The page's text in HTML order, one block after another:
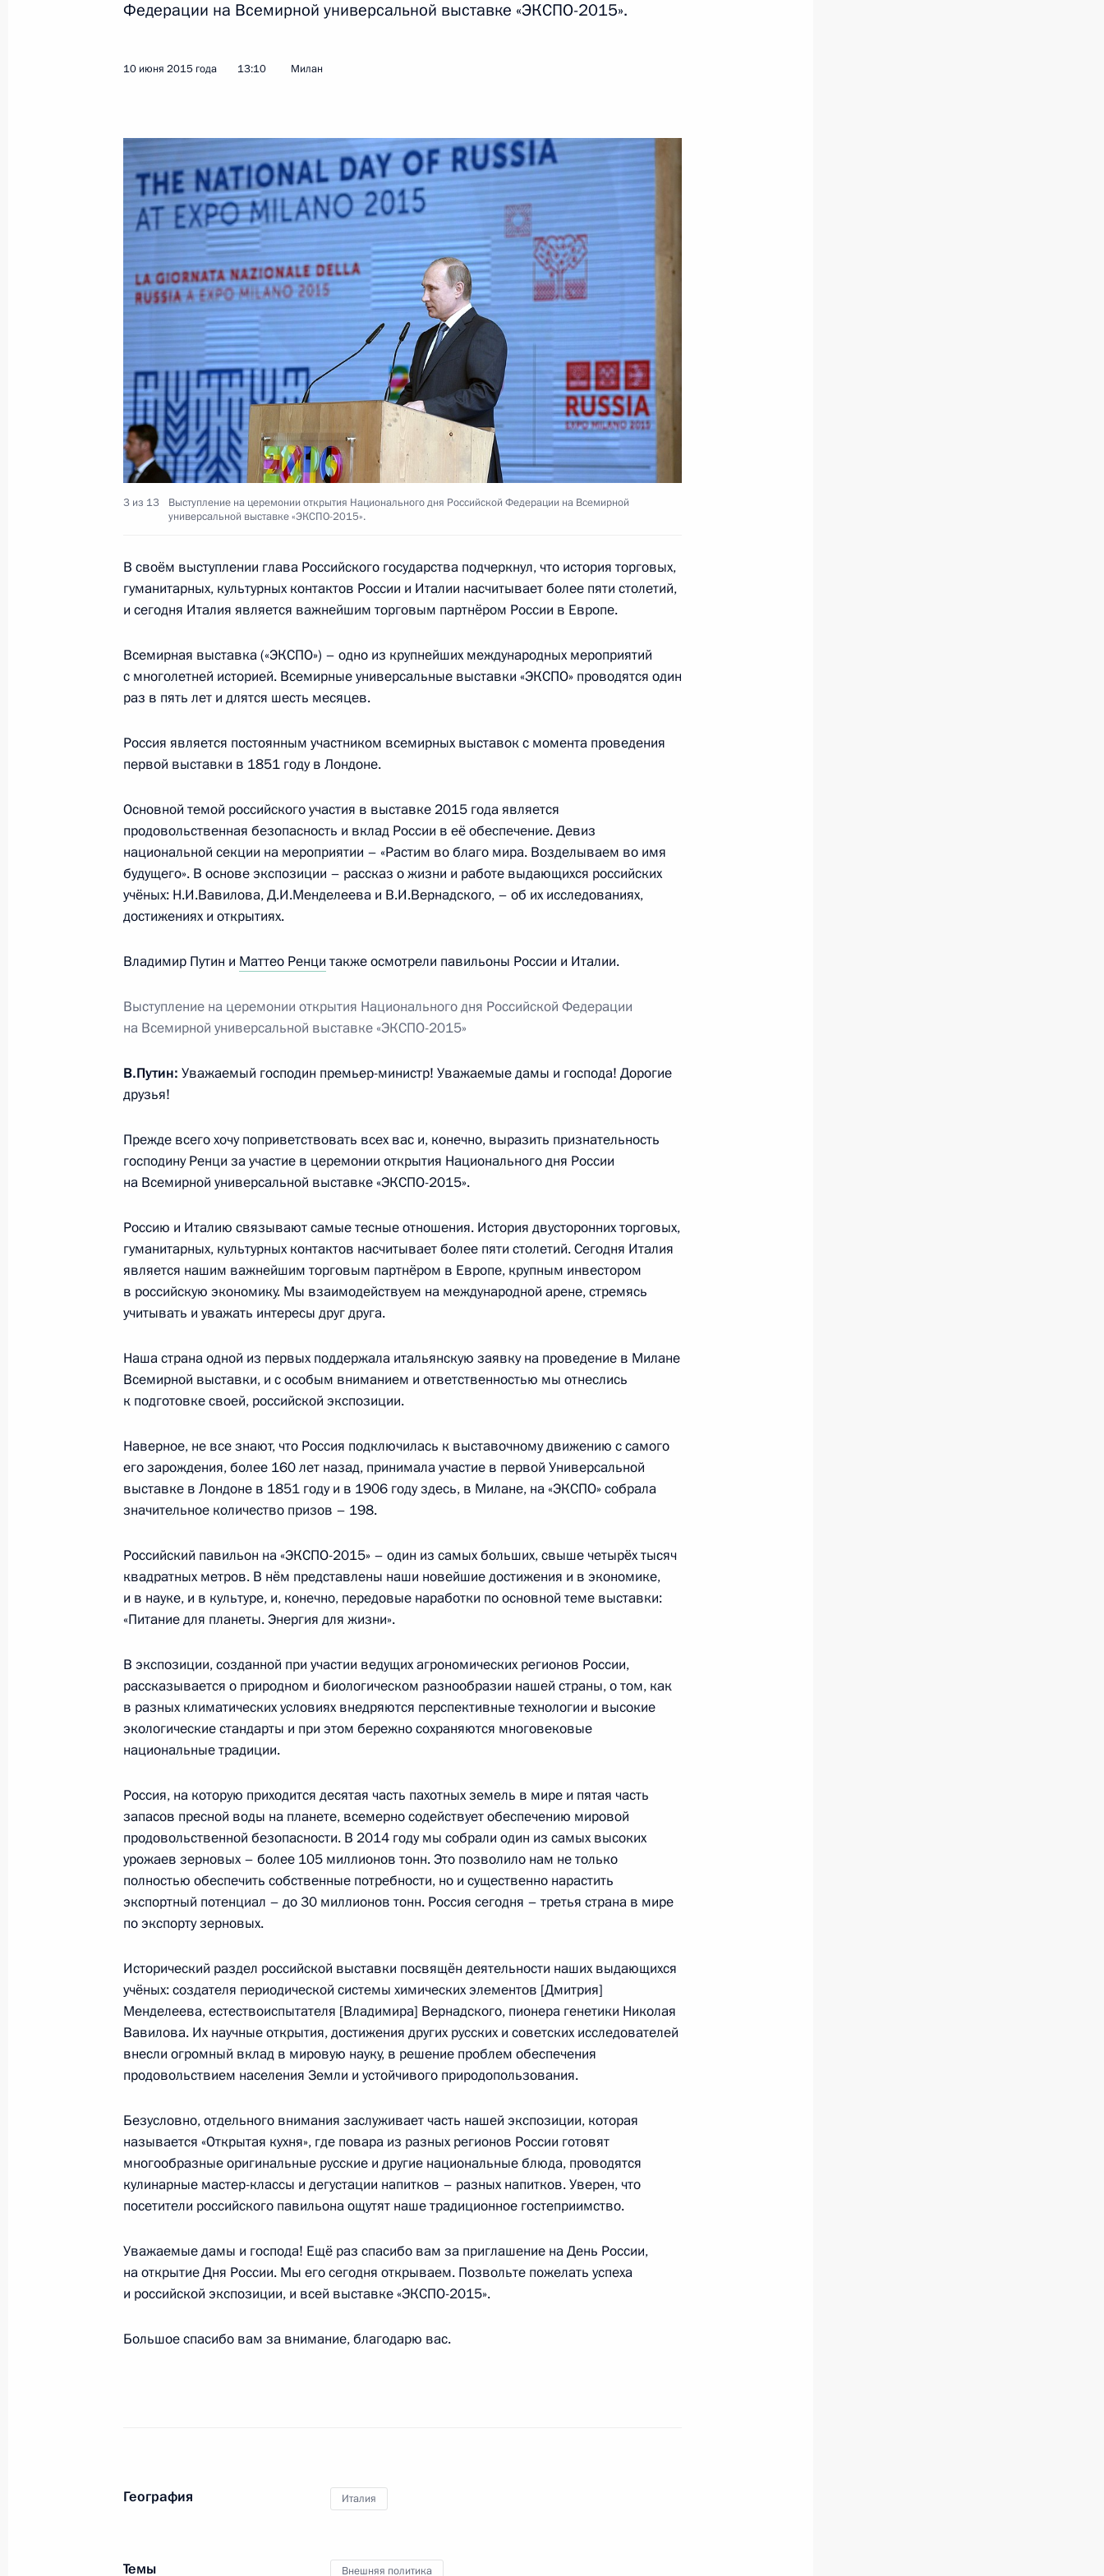
премий Российской Федерации
12 июня 2015 года, 12:40 Москва, Кремль
11 июня 2015 года, четверг
Встреча с президентом РАН Владимиром Фортовым
11 июня 2015 года, 15:35 Москва, Кремль
10 июня 2015 года, среда
Совместная пресс-конференция с Председателем Совета
министров Италии Маттео Ренци
10 июня 2015 года, 15:40 Милан
4
«ЭКСПО-2015»
10 июня 2015 года, 13:10 Милан
9 июня 2015 года, вторник
Рабочая встреча с губернатором Калининградской области
Московская область, Ново-Огарёво
Встреча с главой Постоянного комитета Всекитайского собрания
народных представителей Чжан Дэцзяном
9 июня 2015 года, 20:20 Московская область, Ново-Огарёво
Встреча с губернатором Орловской области Вадимом Потомским
Рабочая встреча с руководителем Федеральной
8 июня 2015 года, 14:50 Москва, Кремль
Рабочая встреча с председателем правления Пенсионного фонда
Антоном Дроздовым
8 июня 2015 года, 13:10
Интервью итальянской газете Il Corriere della Sera
6 июня 2015 года, 09:00
5 июня 2015 года, пятница
Рабочая встреча с вице-премьером – полпредом Президента
Москва, Кремль
Воробьёвым
5 июня 2015 года, 12:10 Москва, Кремль
Встреча с президентом – председателем правления Банка ВТБ
Андреем Костиным
4 июня 2015 года, 18:40 Москва, Кремль
Рабочая встреча с губернатором Чукотского автономного округа
4 июня 2015 года, 13:10 Москва, Кремль
3 июня 2015 года, среда
иностранных дел ШОС
3 июня 2015 года, 15:00 Москва, Кремль
2 июня 2015 года, вторник
Встреча с Председателем Правительства Словакии Робертом
Фицо
2 июня 2015 года, 16:20 Москва, Кремль
3
1 июня 2015 года, понедельник
Федерации на Всемирной универсальной выставке «ЭКСПО-2015».
10 июня 2015 года 13:10 Милан
3 из 13
Выступление на церемонии открытия Национального дня Российской Федерации на Всемирной
универсальной выставке «ЭКСПО-2015».
В своём выступлении глава Российского государства подчеркнул, что история торговых,
гуманитарных, культурных контактов России и Италии насчитывает более пяти столетий,
и сегодня Италия является важнейшим торговым партнёром России в Европе.
Всемирная выставка («ЭКСПО») – одно из крупнейших международных мероприятий
с многолетней историей. Всемирные универсальные выставки «ЭКСПО» проводятся один
раз в пять лет и длятся шесть месяцев.
Россия является постоянным участником всемирных выставок с момента проведения
первой выставки в 1851 году в Лондоне.
Основной темой российского участия в выставке 2015 года является
продовольственная безопасность и вклад России в её обеспечение. Девиз
национальной секции на мероприятии – «Растим во благо мира. Возделываем во имя
будущего». В основе экспозиции – рассказ о жизни и работе выдающихся российских
учёных: Н.И.Вавилова, Д.И.Менделеева и В.И.Вернадского, – об их исследованиях,
достижениях и открытиях.
Владимир Путин и Маттео Ренци также осмотрели павильоны России и Италии.
Выступление на церемонии открытия Национального дня Российской Федерации
на Всемирной универсальной выставке «ЭКСПО-2015»
В.Путин: Уважаемый господин премьер-министр! Уважаемые дамы и господа! Дорогие
друзья!
Прежде всего хочу поприветствовать всех вас и, конечно, выразить признательность
господину Ренци за участие в церемонии открытия Национального дня России
на Всемирной универсальной выставке «ЭКСПО-2015».
Россию и Италию связывают самые тесные отношения. История двусторонних торговых,
гуманитарных, культурных контактов насчитывает более пяти столетий. Сегодня Италия
является нашим важнейшим торговым партнёром в Европе, крупным инвестором
в российскую экономику. Мы взаимодействуем на международной арене, стремясь
учитывать и уважать интересы друг друга.
Наша страна одной из первых поддержала итальянскую заявку на проведение в Милане
Всемирной выставки, и с особым вниманием и ответственностью мы отнеслись
к подготовке своей, российской экспозиции.
Наверное, не все знают, что Россия подключилась к выставочному движению с самого
его зарождения, более 160 лет назад, принимала участие в первой Универсальной
выставке в Лондоне в 1851 году и в 1906 году здесь, в Милане, на «ЭКСПО» собрала
значительное количество призов – 198.
Российский павильон на «ЭКСПО-2015» – один из самых больших, свыше четырёх тысяч
квадратных метров. В нём представлены наши новейшие достижения и в экономике,
и в науке, и в культуре, и, конечно, передовые наработки по основной теме выставки:
«Питание для планеты. Энергия для жизни».
В экспозиции, созданной при участии ведущих агрономических регионов России,
рассказывается о природном и биологическом разнообразии нашей страны, о том, как
в разных климатических условиях внедряются перспективные технологии и высокие
экологические стандарты и при этом бережно сохраняются многовековые
национальные традиции.
Россия, на которую приходится десятая часть пахотных земель в мире и пятая часть
запасов пресной воды на планете, всемерно содействует обеспечению мировой
продовольственной безопасности. В 2014 году мы собрали один из самых высоких
урожаев зерновых – более 105 миллионов тонн. Это позволило нам не только
полностью обеспечить собственные потребности, но и существенно нарастить
экспортный потенциал – до 30 миллионов тонн. Россия сегодня – третья страна в мире
по экспорту зерновых.
Исторический раздел российской выставки посвящён деятельности наших выдающихся
учёных: создателя периодической системы химических элементов [Дмитрия]
Менделеева, естествоиспытателя [Владимира] Вернадского, пионера генетики Николая
Вавилова. Их научные открытия, достижения других русских и советских исследователей
внесли огромный вклад в мировую науку, в решение проблем обеспечения
продовольствием населения Земли и устойчивого природопользования.
Безусловно, отдельного внимания заслуживает часть нашей экспозиции, которая
называется «Открытая кухня», где повара из разных регионов России готовят
многообразные оригинальные русские и другие национальные блюда, проводятся
кулинарные мастер-классы и дегустации напитков – разных напитков. Уверен, что
посетители российского павильона ощутят наше традиционное гостеприимство.
Уважаемые дамы и господа! Ещё раз спасибо вам за приглашение на День России,
на открытие Дня России. Мы его сегодня открываем. Позвольте пожелать успеха
и российской экспозиции, и всей выставке «ЭКСПО-2015».
Большое спасибо вам за внимание, благодарю вас.
География Италия
Темы Внешняя политика